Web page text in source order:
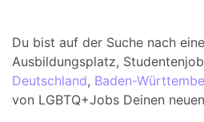
Du bist auf der Suche nach
Ausbildungsplatz,
Deutschland, Baden-
von LGBTQ+Jobs Deinen